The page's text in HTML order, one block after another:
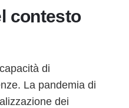
contesto
di
La pandemia di
dei